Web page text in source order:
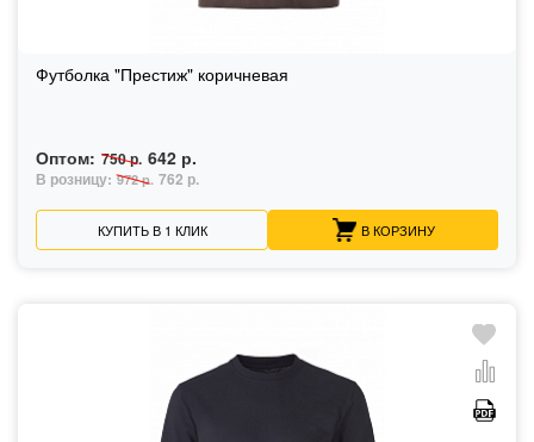
Футболка "Престиж" коричневая
Оптом: 750 р. 642 р.
В розницу: 972 р. 762 р.
КУПИТЬ В 1 КЛИК В КОРЗИНУ